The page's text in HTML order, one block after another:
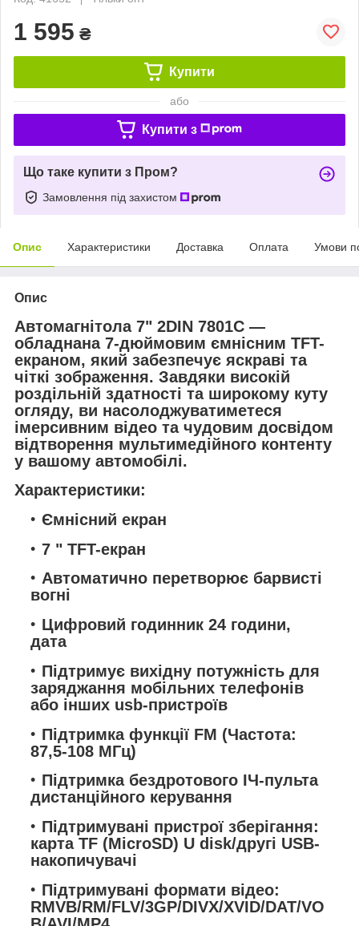
1 595 ₴
Купити
або
Купити з
Що таке купити з Пром?
Замовлення під захистом
Опис Характеристики Доставка Оплата Умови
Опис
Автомагнітола 7" 2DIN 7801C —
обладнана 7-дюймовим ємнісним TFT-
екраном, який забезпечує яскраві та
чіткі зображення. Завдяки високій
роздільній здатності та широкому куту
огляду, ви насолоджуватиметеся
імерсивним відео та чудовим досвідом
відтворення мультимедійного контенту
у вашому автомобілі.
Характеристики:
Ємнісний екран
7 " TFT-екран
Автоматично перетворює барвисті
вогні
Цифровий годинник 24 години,
дата
Підтримує вихідну потужність для
заряджання мобільних телефонів
або інших usb-пристроїв
Підтримка функції FM (Частота:
87,5-108 МГц)
Підтримка бездротового ІЧ-пульта
дистанційного керування
Підтримувані пристрої зберігання:
карта TF (MicroSD) U disk/другі USB-
накопичувачі
Підтримувані формати відео:
RMVB/RM/FLV/3GP/DIVX/XVID/DAT/VO